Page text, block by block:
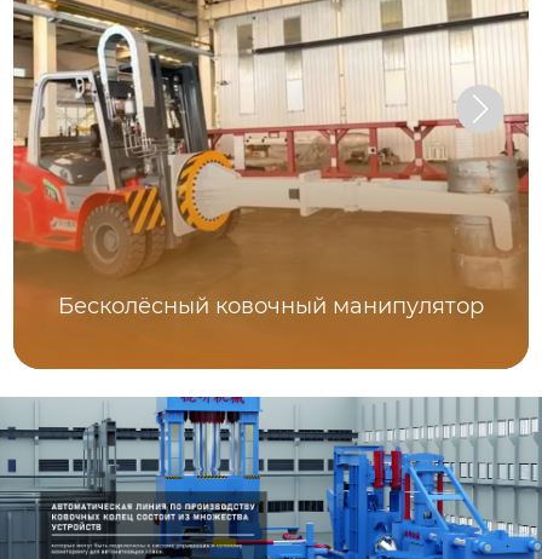
Бесколёсный ковочный манипулятор